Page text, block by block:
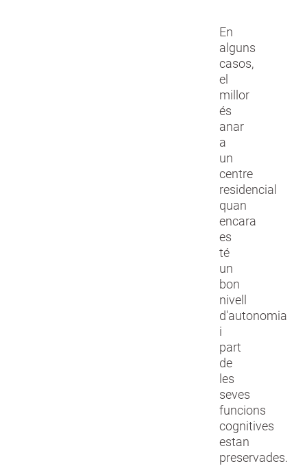
En
alguns
casos,
el
millor
és
anar
a
un
centre
residencial
quan
encara
es
té
un
bon
nivell
d'autonomia
i
part
de
les
seves
funcions
cognitives
estan
preservades.